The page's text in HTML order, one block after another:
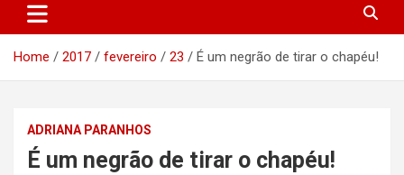
Home 2017 fevereiro 23 É um negrão de tirar o chapéu!
ADRIANA PARANHOS
É um negrão de tirar o chapéu!